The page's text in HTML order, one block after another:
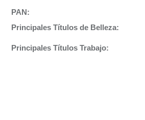
PAN:
Principales Títulos de Belleza:
Principales Títulos Trabajo: